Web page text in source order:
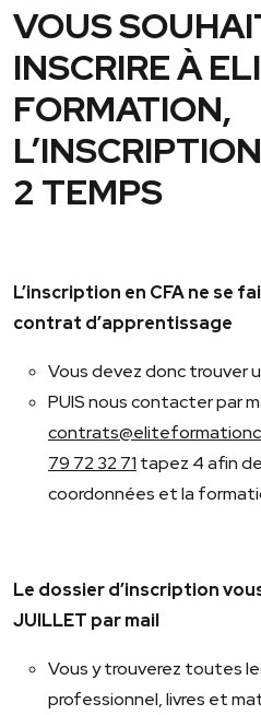
VOUS
INSCRIRE À
FORMATION,
2 TEMPS
L’inscription en CFA ne se
contrat d’apprentissage
Vous devez donc trouver
PUIS nous contacter par
79 72 32 71 tapez 4 afin
coordonnées et la
Le dossier d’inscription
JUILLET par mail
Vous y trouverez toutes
professionnel, livres et